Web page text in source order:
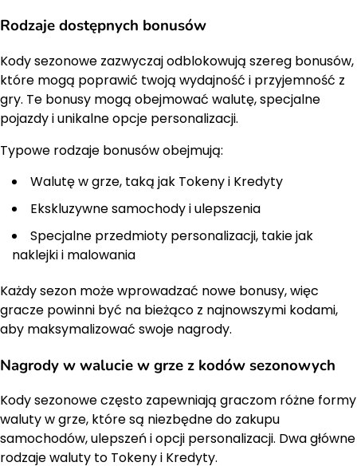
Rodzaje dostępnych bonusów
Kody sezonowe zazwyczaj odblokowują szereg bonusów,
które mogą poprawić twoją wydajność i przyjemność z
gry. Te bonusy mogą obejmować walutę, specjalne
pojazdy i unikalne opcje personalizacji.
Typowe rodzaje bonusów obejmują:
Walutę w grze, taką jak Tokeny i Kredyty
Ekskluzywne samochody i ulepszenia
Specjalne przedmioty personalizacji, takie jak
naklejki i malowania
Każdy sezon może wprowadzać nowe bonusy, więc
gracze powinni być na bieżąco z najnowszymi kodami,
aby maksymalizować swoje nagrody.
Nagrody w walucie w grze z kodów sezonowych
Kody sezonowe często zapewniają graczom różne formy
waluty w grze, które są niezbędne do zakupu
samochodów, ulepszeń i opcji personalizacji. Dwa główne
rodzaje waluty to Tokeny i Kredyty.